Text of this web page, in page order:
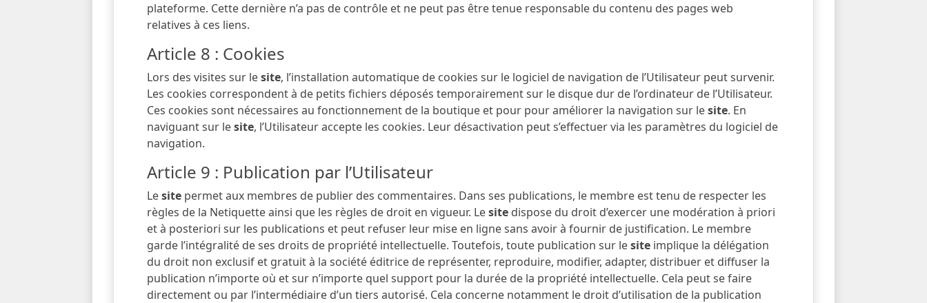
plateforme. Cette dernière n’a pas de contrôle et ne peut pas être tenue responsable du contenu des pages web
relatives à ces liens.
Article 8 : Cookies
Lors des visites sur lesite, l’installation automatique de cookies sur le logiciel de navigation de l’Utilisateur peut survenir.
Les cookies correspondent à de petits fichiers déposés temporairement sur le disque dur de l’ordinateur de l’Utilisateur.
Ces cookies sont nécessaires au fonctionnement de la boutique et pour pour améliorer la navigation sur lesite. En
naviguant sur lesite, l’Utilisateur accepte les cookies. Leur désactivation peut s’effectuer via les paramètres du logiciel de
navigation.
Article 9 : Publication par l’Utilisateur
Lesite permet aux membres de publier des commentaires. Dans ses publications, le membre est tenu de respecter les
règles de la Netiquette ainsi que les règles de droit en vigueur. Lesite dispose du droit d’exercer une modération à priori
et à posteriori sur les publications et peut refuser leur mise en ligne sans avoir à fournir de justification. Le membre
garde l’intégralité de ses droits de propriété intellectuelle. Toutefois, toute publication sur lesite implique la délégation
du droit non exclusif et gratuit à la société éditrice de représenter, reproduire, modifier, adapter, distribuer et diffuser la
publication n’importe où et sur n’importe quel support pour la durée de la propriété intellectuelle. Cela peut se faire
directement ou par l’intermédiaire d’un tiers autorisé. Cela concerne notamment le droit d’utilisation de la publication